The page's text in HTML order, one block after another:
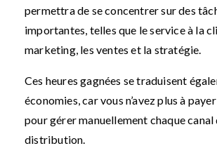
permettra de se concentrer sur des
importantes, telles que le service à la
marketing, les ventes et la stratégie.
Ces heures gagnées se traduisent
économies, car vous n’avez plus à
pour gérer manuellement chaque canal
distribution.